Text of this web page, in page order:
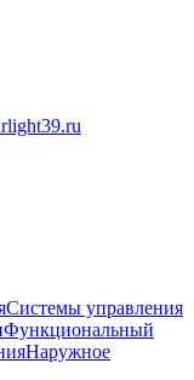
Системы управления
Функциональный
Наружное